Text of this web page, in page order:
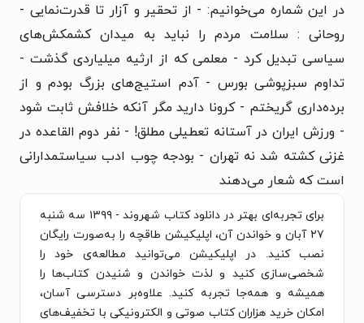
در این شماره می‌خوانیم: - از تحقیر و آزار تا قدرت‌نمایی -
روحانی : سلامت مردم را نباید به میدان کشمکش‌های
سیاسی تبدیل کرد - معلمی که از ارثیه میلیاردی گذشت -
تداوم سبزپوشی بورس - آدم استیج‌های بزرگ بودم و از
برده‌داری گریختم - کرونا دارید مگر آنکه خلافش ثابت شود
- ورزش ایران در آستانه تعطیلی مطلق! - نفر دوم القاعده در
غزنی کشته شد نه تهران - بودجه چوب ادب سیاستمدارانی
است که شعار می‌دهند
برای تجربه‌ای بهتر در دانلود کتاب شهروند - ۱۳۹۹ سه شنبه
۲۷ آبان و خواندن آن، اپلیکیشن طاقچه را به‌صورت رایگان
نصب کنید. در اپلیکیشن می‌توانید مطالعه‌ی خود را
شخصی‌سازی کنید و لذت خواندن و شنیدن کتاب‌ها را
همیشه و همه‌جا تجربه کنید. علاوه‌بر دسترسی آسان،
امکان خرید هزاران کتاب صوتی و الکترونیکی با تخفیف‌های